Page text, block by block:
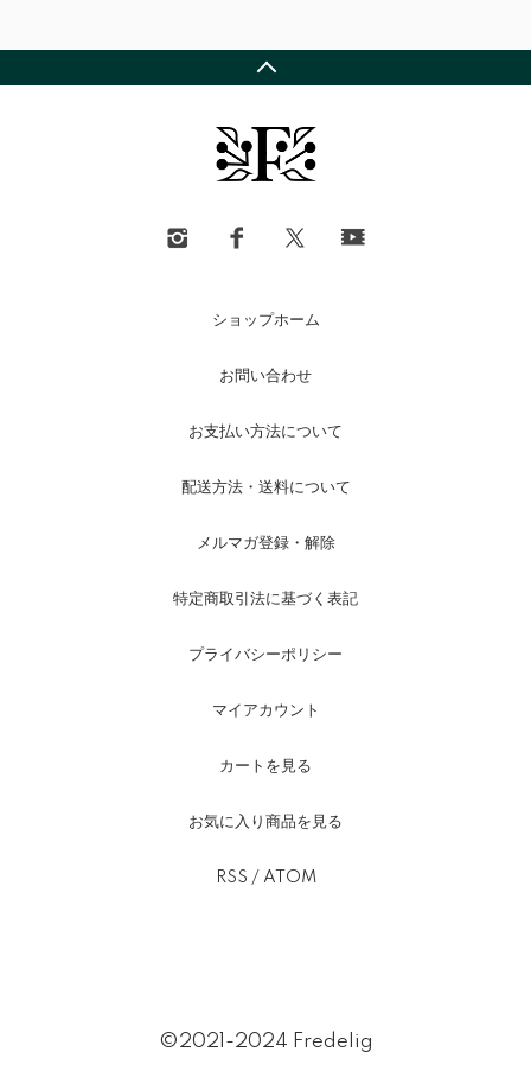
ショップホーム
お問い合わせ
お支払い方法について
配送方法・送料について
メルマガ登録・解除
特定商取引法に基づく表記
プライバシーポリシー
マイアカウント
カートを見る
お気に入り商品を見る
RSS / ATOM
©2021-2024 Fredelig